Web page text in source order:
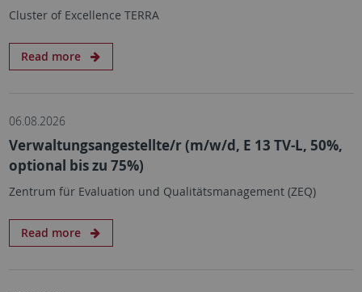
Cluster of Excellence TERRA
Read more
06.08.2026
Verwaltungsangestellte/r (m/w/d, E 13 TV-L, 50%,
optional bis zu 75%)
Zentrum für Evaluation und Qualitätsmanagement (ZEQ)
Read more